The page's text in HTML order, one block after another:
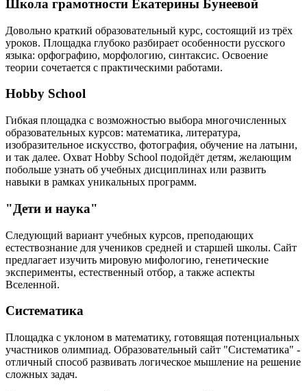
Школа грамотности Екатерины Бунеевой
Довольно краткий образовательный курс, состоящий из трёх
уроков. Площадка глубоко разбирает особенности русского
языка: орфографию, морфологию, синтаксис. Освоение
теории сочетается с практическими работами.
Hobby School
Гибкая площадка с возможностью выбора многочисленных
образовательных курсов: математика, литература,
изобразительное искусство, фотография, обучение на латыни,
и так далее. Охват Hobby School подойдёт детям, желающим
побольше узнать об учебных дисциплинах или развить
навыки в рамках уникальных программ.
"Дети и наука"
Следующий вариант учебных курсов, преподающих
естествознание для учеников средней и старшей школы. Сайт
предлагает изучить мировую мифологию, генетические
эксперименты, естественный отбор, а также аспекты
Вселенной.
Систематика
Площадка с уклоном в математику, готовящая потенциальных
участников олимпиад. Образовательный сайт "Систематика" -
отличный способ развивать логическое мышление на решение
сложных задач.